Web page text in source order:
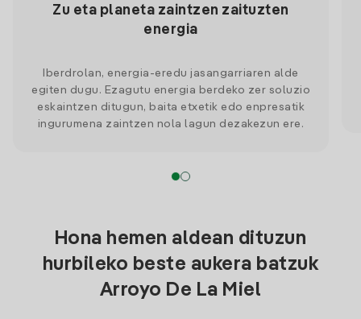
Zu eta planeta zaintzen zaituzten
energia
Iberdrolan, energia-eredu jasangarriaren alde
egiten dugu. Ezagutu energia berdeko zer soluzio
eskaintzen ditugun, baita etxetik edo enpresatik
ingurumena zaintzen nola lagun dezakezun ere.
Hona hemen aldean dituzun
hurbileko beste aukera batzuk
Arroyo De La Miel